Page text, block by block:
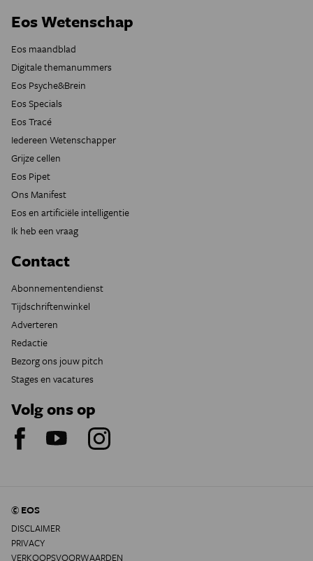
Eos Wetenschap
Eos maandblad
Digitale themanummers
Eos Psyche&Brein
Eos Specials
Eos Tracé
Iedereen Wetenschapper
Grijze cellen
Eos Pipet
Ons Manifest
Eos en artificiële intelligentie
Ik heb een vraag
Contact
Abonnementendienst
Tijdschriftenwinkel
Adverteren
Redactie
Bezorg ons jouw pitch
Stages en vacatures
Volg ons op
© EOS
DISCLAIMER
PRIVACY
VERKOOPSVOORWAARDEN